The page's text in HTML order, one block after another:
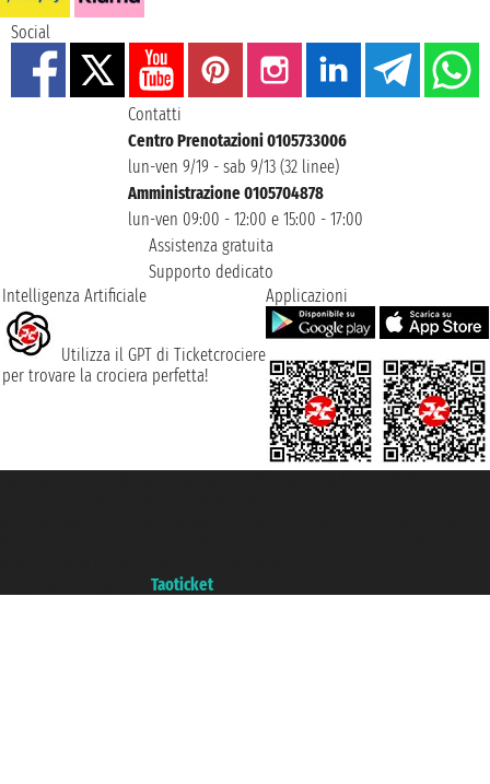
Social
Contatti
Centro Prenotazioni 0105733006
lun-ven 9/19 - sab 9/13 (32 linee)
Amministrazione 0105704878
lun-ven 09:00 - 12:00 e 15:00 - 17:00
Assistenza gratuita
Supporto dedicato
Intelligenza Artificiale
Utilizza il GPT di Ticketcrociere
per trovare la crociera perfetta!
Applicazioni
Taoticket